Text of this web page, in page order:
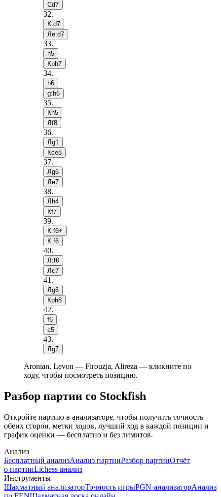
Сd7
32.
К:d7
Лe:d7
33.
h5
Крh7
34.
h6
g:h6
35.
Кh5
Лf8
36.
Лg1
Кce8
37.
Лg6
Лe7
38.
Лh4
Кf7
39.
К:f6+
К:f6
40.
Л:f6
Лc7
41 .
Лg6
Крh8
42.
f6
c5
43.
Лg7
Aronian, Levon — Firouzja, Alireza — кликните по
ходу, чтобы посмотреть позицию.
Разбор партии со Stockfish
Откройте партию в анализаторе, чтобы получить точность
обеих сторон, метки ходов, лучший ход в каждой позиции и
график оценки — бесплатно и без лимитов.
Анализ
Бесплатный анализАнализ партииРазбор партииОтчёт
о партииLichess анализ
Инструменты
Шахматный анализаторТочность игрыPGN-анализаторАнализ